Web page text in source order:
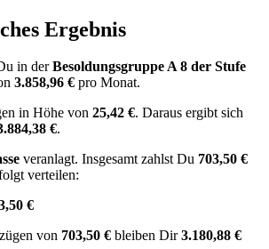
Ergebnis
in derBesoldungsgruppeA 8 der Stufe
3.858,96 € pro Monat.
in Höhe von 25,42 €. Daraus ergibt sich
€.
veranlagt. Insgesamt zahlst Du 703,50 €
verteilen:
€
von 703,50 € bleiben Dir3.180,88 €